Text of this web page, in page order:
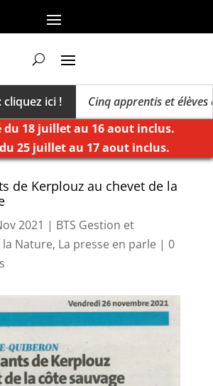
cliquez ici !
»
Cinq apprentis et élèves
du 18 juillet au 16 aout inclus.
25 juillet au 17 aout inclus.
de Kerplouz au chevet de la
2021 | BTS Gestion et
Nature, La presse en parle| 0